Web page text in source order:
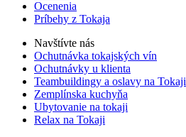
Ocenenia
Príbehy z Tokaja
Navštívte nás
Ochutnávka tokajských vín
Ochutnávky u klienta
Teambuildingy a oslavy na Tokaji
Zemplínska kuchyňa
Ubytovanie na tokaji
Relax na Tokaji